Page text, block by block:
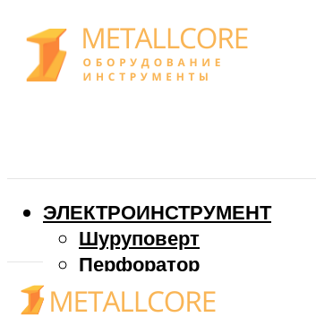
ЭЛЕКТРОИНСТРУМЕНТ
Шуруповерт
Перфоратор
Дрель